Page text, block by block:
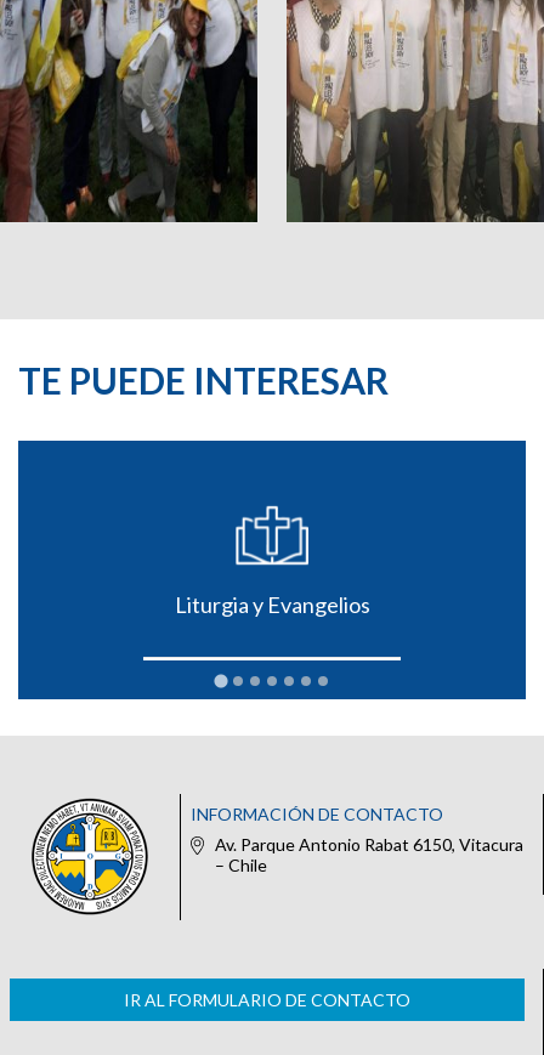
TE PUEDE INTERESAR
Liturgia y Evangelios
INFORMACIÓN DE CONTACTO
Av. Parque Antonio Rabat 6150, Vitacura
– Chile
IR AL FORMULARIO DE CONTACTO